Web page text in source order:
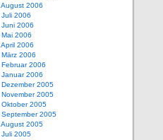
August 2006
Juli 2006
Juni 2006
Mai 2006
April 2006
März 2006
Februar 2006
Januar 2006
Dezember 2005
November 2005
Oktober 2005
September 2005
August 2005
Juli 2005